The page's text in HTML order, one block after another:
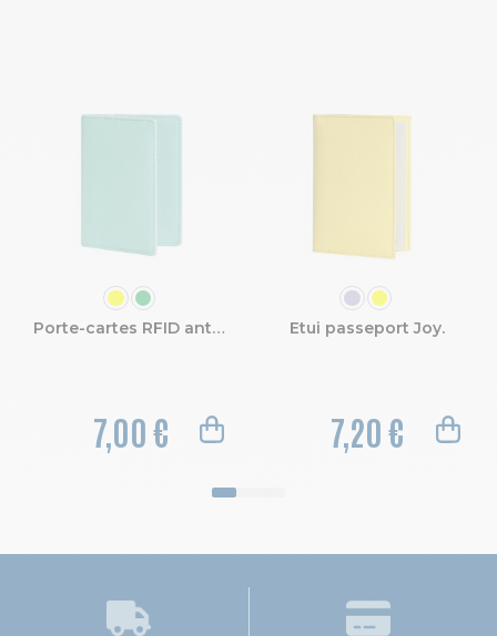
COULEUR
Porte-cartes RFID anti-piratage Joy.
7,00 €
COULEUR
Etui passeport Joy.
7,20 €